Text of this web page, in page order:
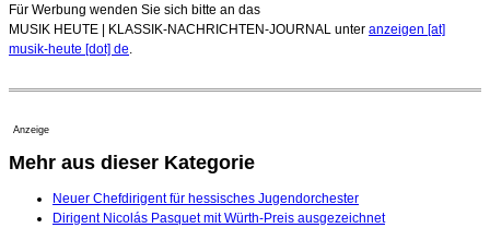
Für Werbung wenden Sie sich bitte an das
MUSIK HEUTE | KLASSIK-NACHRICHTEN-JOURNAL unter anzeigen [at]
musik-heute [dot] de
Anzeige
Mehr aus dieser Kategorie
Neuer Chefdirigent für hessisches Jugendorchester
Dirigent Nicolás Pasquet mit Würth-Preis ausgezeichnet